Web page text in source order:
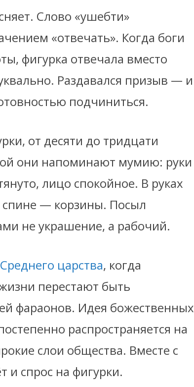
Слово «ушебти»
«отвечать». Когда боги
фигурка отвечала вместо
Раздавался призыв — и
подчиниться.
от десяти до тридцати
они напоминают мумию: руки
лицо спокойное. В руках
— корзины. Посыл
не украшение, а рабочий.
царства, когда
перестают быть
фараонов. Идея божественных
распространяется на
слои общества. Вместе с
и спрос на фигурки.